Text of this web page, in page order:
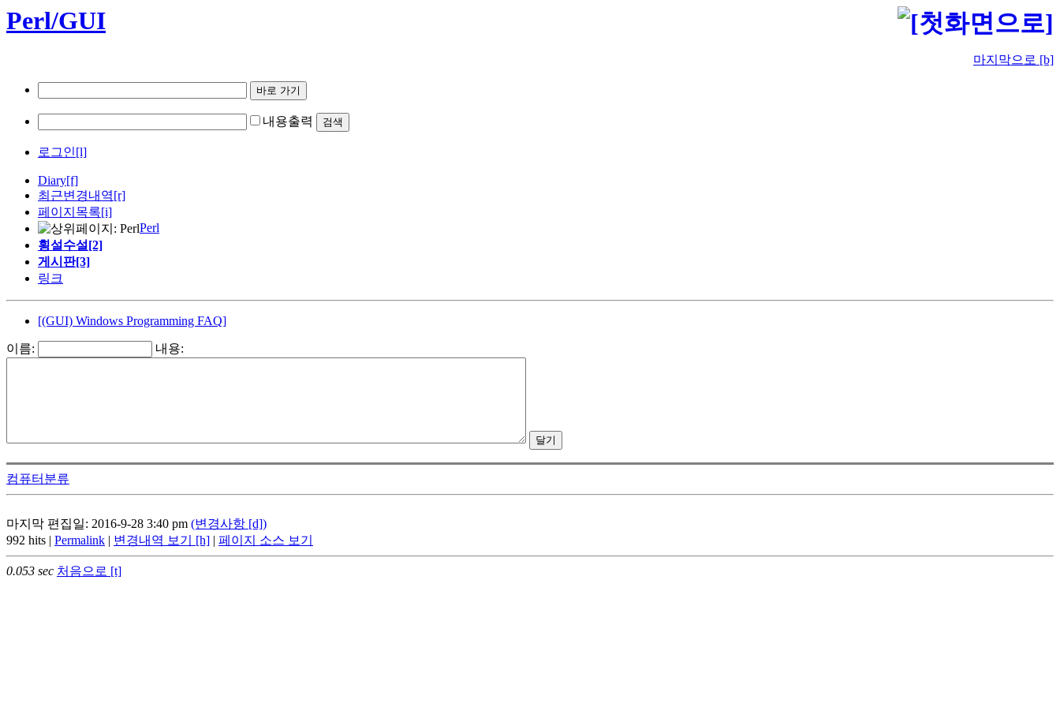
Perl/GUI
마지막으로 [b]
내용출력
로그인[l]
Diary[f]
최근변경내역[r]
페이지목록[i]
Perl
횡설수설[2]
게시판[3]
링크
[(GUI) Windows Programming FAQ]
이름: 내용:
컴퓨터분류
마지막 편집일: 2016-9-28 3:40 pm (변경사항 [d])
992 hits | Permalink | 변경내역 보기 [h] | 페이지 소스 보기
0.053 sec 처음으로 [t]